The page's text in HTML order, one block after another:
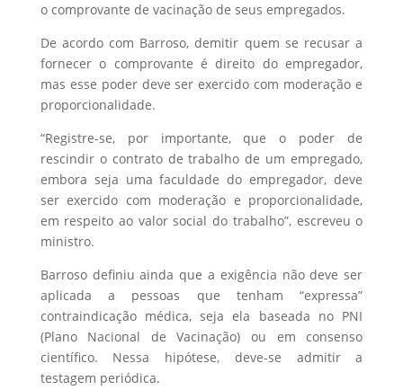
o comprovante de vacinação de seus empregados.
De acordo com Barroso, demitir quem se recusar a
fornecer o comprovante é direito do empregador,
mas esse poder deve ser exercido com moderação e
proporcionalidade.
“Registre-se, por importante, que o poder de
rescindir o contrato de trabalho de um empregado,
embora seja uma faculdade do empregador, deve
ser exercido com moderação e proporcionalidade,
em respeito ao valor social do trabalho”, escreveu o
ministro.
Barroso definiu ainda que a exigência não deve ser
aplicada a pessoas que tenham “expressa”
contraindicação médica, seja ela baseada no PNI
(Plano Nacional de Vacinação) ou em consenso
científico. Nessa hipótese, deve-se admitir a
testagem periódica.